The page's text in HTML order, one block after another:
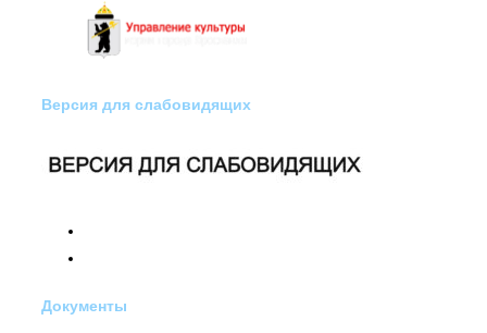
Версия для слабовидящих
Документы